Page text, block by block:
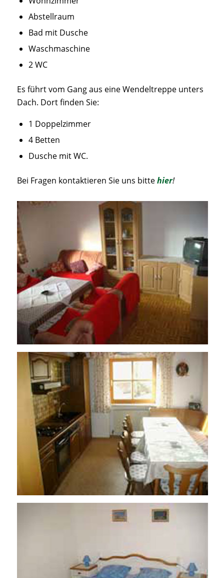
Abstellraum
Bad mit Dusche
Waschmaschine
2 WC
Es führt vom Gang aus eine Wendeltreppe unters
Dach. Dort finden Sie:
1 Doppelzimmer
4 Betten
Dusche mit WC.
Bei Fragen kontaktieren Sie uns bittehier!